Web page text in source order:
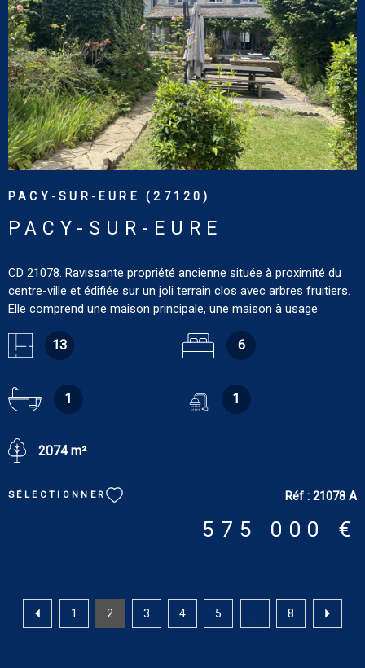
PACY-SUR-EURE (27120)
PACY-SUR-EURE
CD 21078. Ravissante propriété ancienne située à proximité du
centre-ville et édifiée sur un joli terrain clos avec arbres fruitiers.
Elle comprend une maison principale, une maison à usage
de 223 m² environ ainsi que des dépendances. La maison
principale, d’une surface habitable d’environ 162 m², comprend
de 28 m² avec cheminée, salon-salle à manger de 29 m² avec
belle verrière, cuisine aménagée et équipée de 7.88 m² avec
chambres dont deux avec cheminée décorative (9.30 m², 12.58
deuxième étage : palier, trois chambres (8.90 m², 10.20 m² et 13
m²), salle de douches/wc. Garage/buanderie de 20 m² environ.
Tout confort : chauffage au gaz de ville et double vitrage. La
maison à usage professionnel ou d'habitation comprend au rez-
d’eau et wc avec lavabo. Grenier aménageable. Tout confort :
chauffage au gaz de ville et double vitrage. Dépendances avec
deux greniers comprenant : atelier, bureau, salle de jeux,
13 6
1 1
2074 m²
SÉLECTIONNER Réf : 21078 A
575 000 €
VOIR LE BIEN
1 2 3 4 5 8